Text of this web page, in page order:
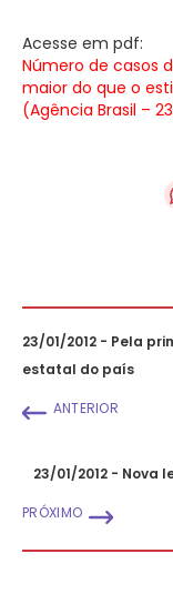
Acesse em pdf:
Número de casos
maior do que o
(Agência Brasil –
23/01/2012 - Pela
estatal do país
ANTERIOR
23/01/2012 - Nova
PRÓXIMO